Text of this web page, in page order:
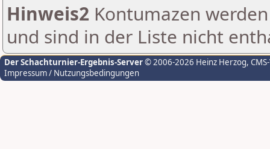
Hinweis2 Kontumazen
und sind in der Liste nicht
Der Schachturnier-Ergebnis-Server© 2006-2026 Heinz Herzog,
Impressum / Nutzungsbedingungen